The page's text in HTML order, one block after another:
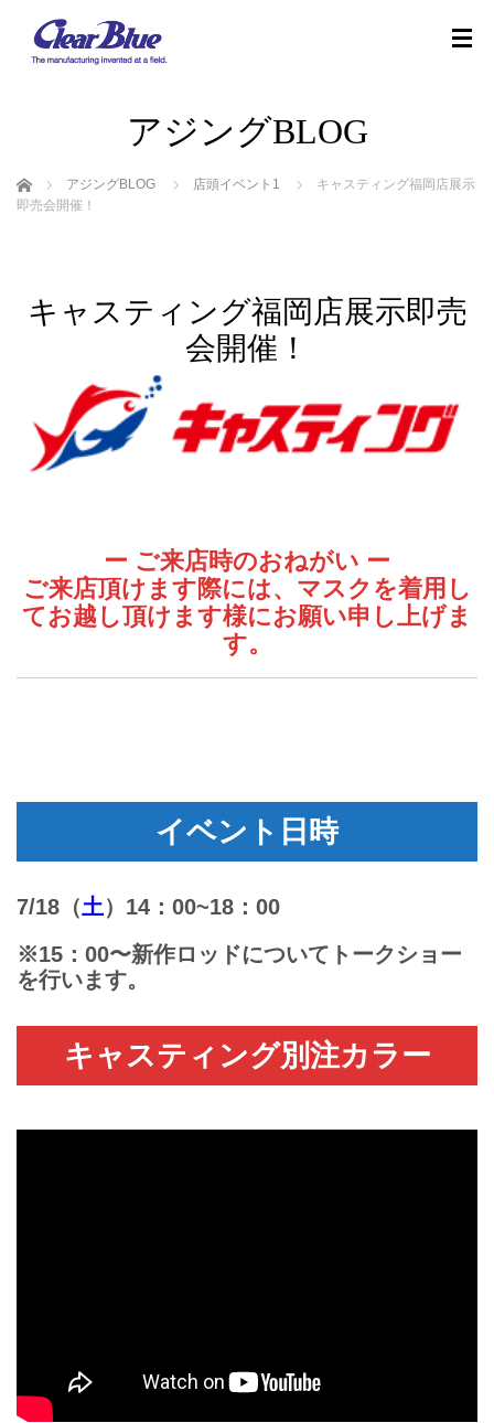
アジングBLOG
ホーム アジングBLOG 店頭イベント1
キャスティング福岡店展示
即売会開催！
キャスティング福岡店展示即売
会開催！
ー ご来店時のおねがい ー
ご来店頂けます際には、マスクを着用し
てお越し頂けます様にお願い申し上げま
す。
イベント日時
7/18（土）14：00~18：00
※15：00〜新作ロッドについてトークショー
を行います。
キャスティング別注カラー